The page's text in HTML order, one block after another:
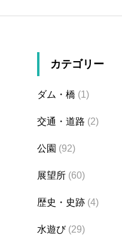
カテゴリー
ダム・橋 (1)
交通・道路 (2)
公園 (92)
展望所 (60)
歴史・史跡 (4)
水遊び(29)